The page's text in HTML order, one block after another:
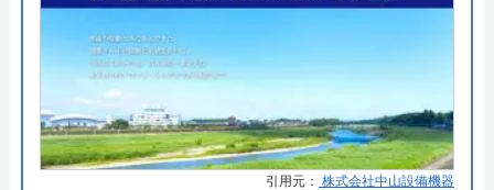
引用元： 株式会社中山設備機器